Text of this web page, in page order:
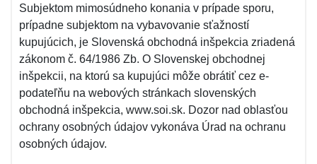
Subjektom mimosúdneho konania v prípade sporu,
prípadne subjektom na vybavovanie sťažností
kupujúcich, je Slovenská obchodná inšpekcia zriadená
zákonom č. 64/1986 Zb. O Slovenskej obchodnej
inšpekcii, na ktorú sa kupujúci môže obrátiť cez e-
podateľňu na webových stránkach slovenských
obchodná inšpekcia, www.soi.sk. Dozor nad oblasťou
ochrany osobných údajov vykonáva Úrad na ochranu
osobných údajov.